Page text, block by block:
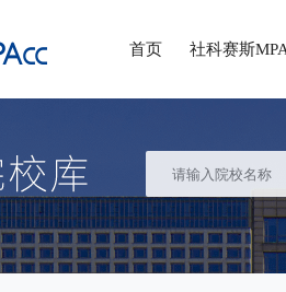
首页 社科赛斯